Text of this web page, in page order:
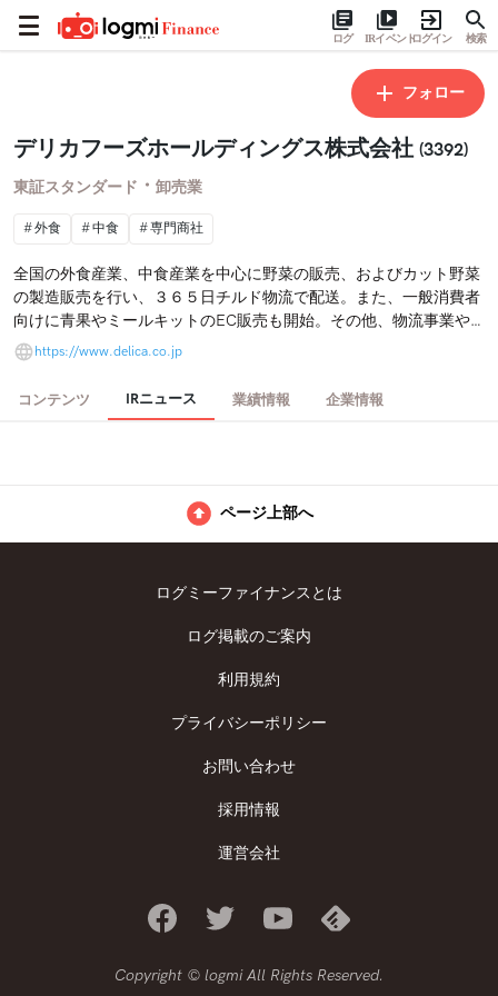
ログ IRイベントログイン 検索
フォロー
デリカフーズホールディングス株式会社 (3392)
東証スタンダード ・ 卸売業
外食 中食 専門商社
全国の外食産業、中食産業を中心に野菜の販売、およびカット野菜
の製造販売を行い、３６５日チルド物流で配送。また、一般消費者
向けに青果やミールキットのEC販売も開始。その他、物流事業や
研究開発コンサルティング事業も手掛け、安心安全な青果を届けて
いる。
https://www.delica.co.jp
コンテンツ IRニュース 業績情報 企業情報
ページ上部へ
ログミーファイナンスとは
ログ掲載のご案内
利用規約
プライバシーポリシー
お問い合わせ
採用情報
運営会社
Copyright © logmi All Rights Reserved.